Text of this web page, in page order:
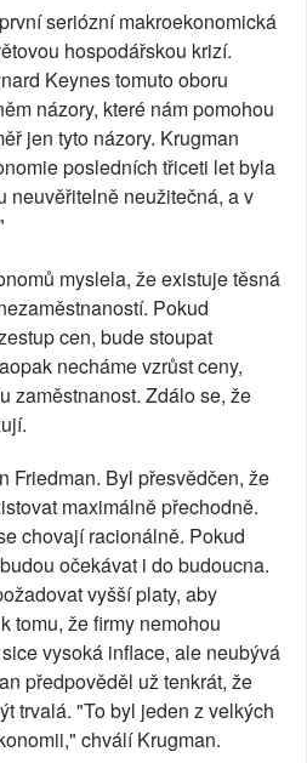
seriózní makroekonomická
hospodářskou krizí.
Keynes tomuto oboru
názory, které nám pomohou
jen tyto názory. Krugman
posledních třiceti let byla
neuvěřitelně neužitečná, a v
myslela, že existuje těsná
Pokud
cen, bude stoupat
necháme vzrůst ceny,
zaměstnanost. Zdálo se, že
Friedman. Byl přesvědčen, že
maximálně přechodně.
chovají racionálně. Pokud
očekávat i do budoucna.
vyšší platy, aby
tomu, že firmy nemohou
vysoká inflace, ale neubývá
předpověděl už tenkrát, že
trvalá. "To byl jeden z velkých
chválí Krugman.